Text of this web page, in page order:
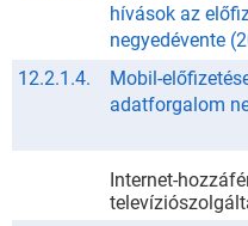
hívások az
negyedévente (
12.2.1.4.
Mobil-
adatforgalom
Internet-